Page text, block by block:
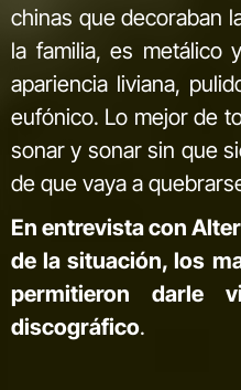
chinas que decoraban
la familia, es metálico
apariencia liviana,
eufónico. Lo mejor de
sonar y sonar sin que
de que vaya a
En entrevista con
de la situación, los
permitieron darle
discográfico.